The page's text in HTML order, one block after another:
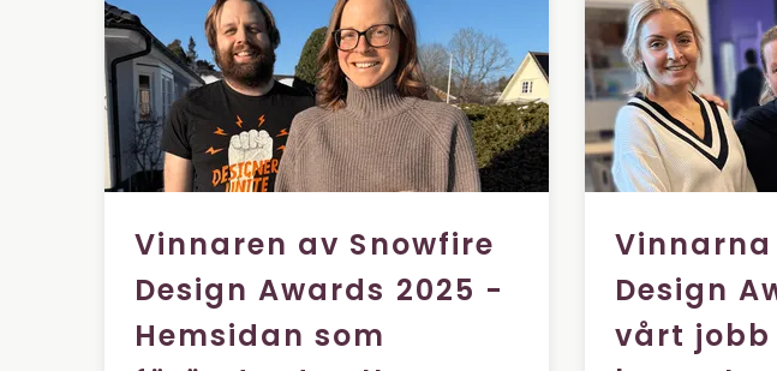
Vinnaren av Snowfire
Design Awards 2025 -
Hemsidan som
Design
vårt